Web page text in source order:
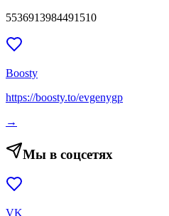
5536913984491510
Boosty
https://boosty.to/evgenygp
→
Мы в соцсетях
VK